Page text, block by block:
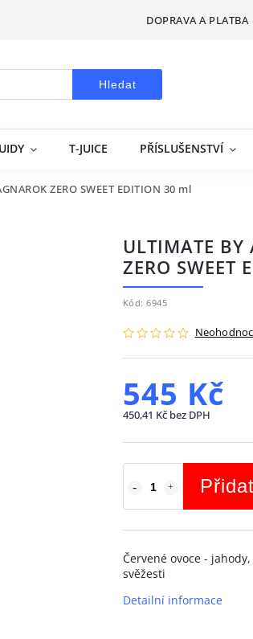
DOPRAVA A PLATBA
Hledat
T-JUICE PŘÍSLUŠENSTVÍ
ZERO SWEET EDITION 30 ml
ULTIMATE BY
ZERO SWEET
Kód: 6945
545 Kč
450,41 Kč bez DPH
Červené ovoce -
svěžesti
Detailní informace